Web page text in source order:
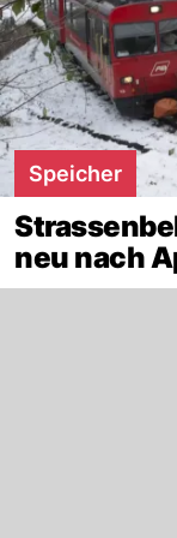
Speicher
neu nach